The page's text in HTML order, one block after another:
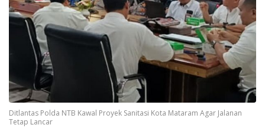
Ditlantas Polda NTB Kawal Proyek Sanitasi Kota Mataram Agar Jalanan
Tetap Lancar